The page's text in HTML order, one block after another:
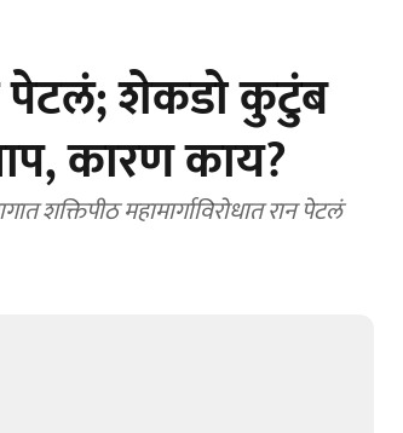
पेटलं; शेकडो कुटुंब
कारण काय?
शक्तिपीठ महामार्गाविरोधात रान पेटलं